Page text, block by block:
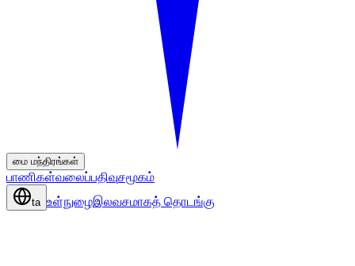
மை மந்திரங்கள்
பாணிகள்வலைப்பதிவுசமூகம்
ta உள்நுழைஇலவசமாகத் தொடங்கு